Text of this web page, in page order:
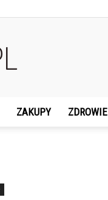
ZAKUPY ZDROWIE